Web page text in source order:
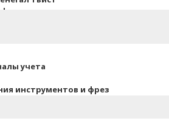
учета
инструментов и фрез